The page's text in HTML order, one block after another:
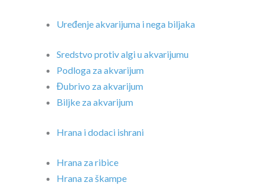
Uređenje akvarijuma i nega biljaka
Sredstvo protiv algi u akvarijumu
Podloga za akvarijum
Đubrivo za akvarijum
Biljke za akvarijum
Hrana i dodaci ishrani
Hrana za ribice
Hrana za škampe